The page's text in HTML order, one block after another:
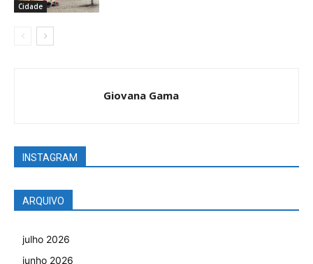
Cidade
Giovana Gama
INSTAGRAM
ARQUIVO
julho 2026
junho 2026